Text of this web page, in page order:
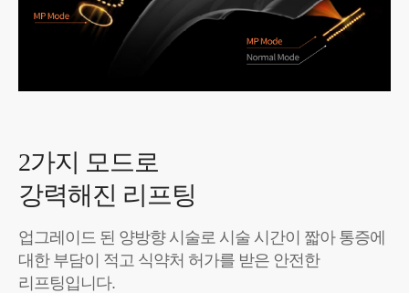
2가지 모드로
강력해진 리프팅
업그레이드 된 양방향 시술로 시술 시간이 짧아 통증에
대한 부담이 적고 식약처 허가를 받은 안전한
리프팅입니다.